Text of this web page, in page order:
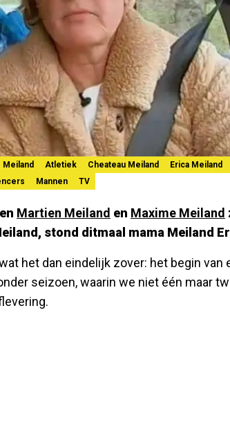
Meiland Atletiek Cheateau Meiland Erica Meiland
Mannen TV
Martien Meiland en Maxime Meiland
stond ditmaal mama Meiland
het dan eindelijk zover: het begin van
seizoen, waarin we niet één maar